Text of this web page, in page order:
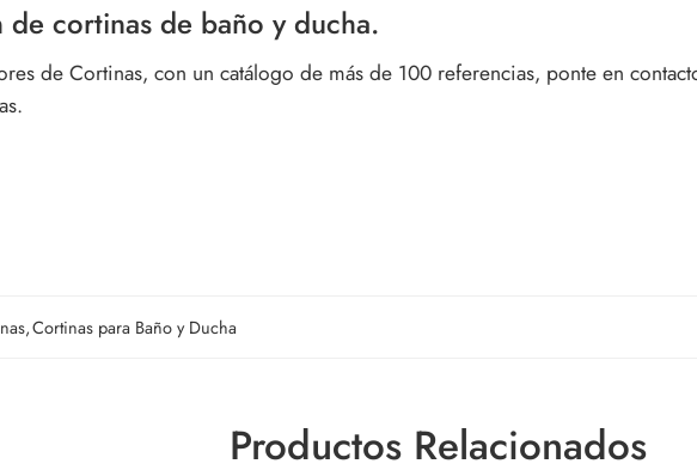
cortinas de baño y ducha.
de Cortinas, con un catálogo de más de 100 referencias, ponte en
,Cortinas para Baño y Ducha
Productos Relacionados